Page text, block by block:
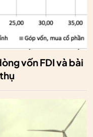
vốn FDI và bài